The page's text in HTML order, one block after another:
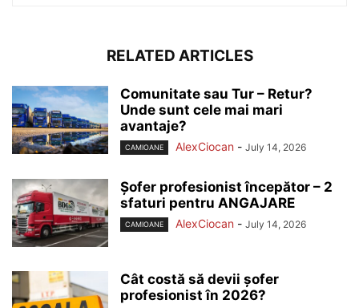
RELATED ARTICLES
Comunitate sau Tur – Retur?
Unde sunt cele mai mari
avantaje?
CAMIOANE AlexCiocan - July 14, 2026
Șofer profesionist începător – 2
sfaturi pentru ANGAJARE
CAMIOANE AlexCiocan - July 14, 2026
Cât costă să devii șofer
profesionist în 2026?